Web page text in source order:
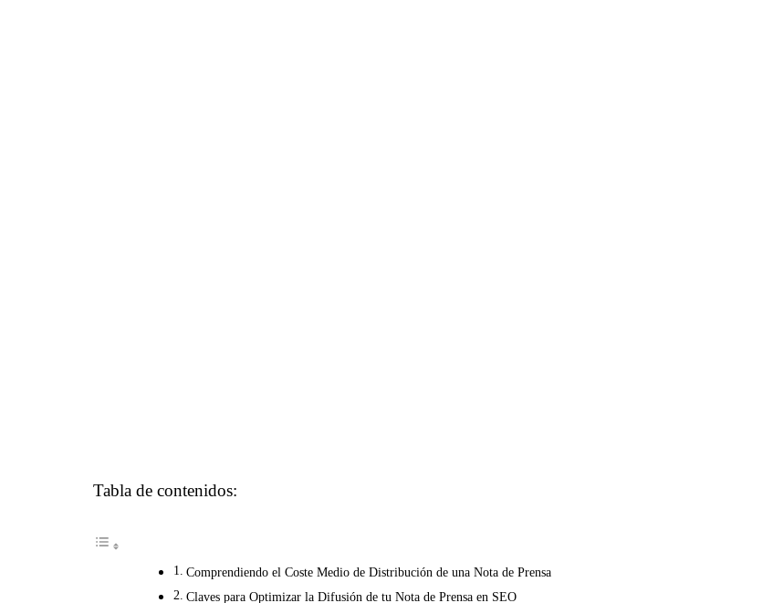
Tabla de contenidos:
Comprendiendo el Coste Medio de Distribución de una Nota de Prensa
Claves para Optimizar la Difusión de tu Nota de Prensa en SEO